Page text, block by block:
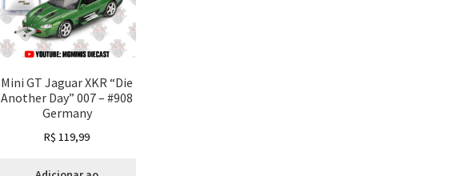
Mini GT Jaguar XKR “Die
Another Day” 007 – #908
Germany
R$ 119,99